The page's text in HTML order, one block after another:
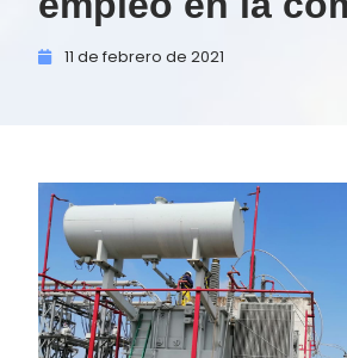
11 de febrero de 2021